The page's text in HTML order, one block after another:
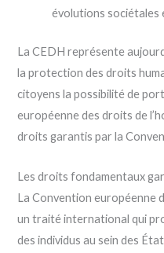
évolutions sociétales
La CEDH représente
la protection des droits
citoyens la possibilité de
européenne des droits de
droits garantis par la
Les droits fondamentaux
La Convention européenne
un traité international qui
des individus au sein des